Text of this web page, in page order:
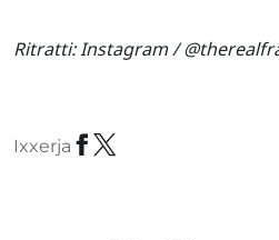
Ritratti:Instagram /
Ixxerja